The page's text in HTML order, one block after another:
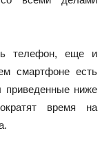
телефон, еще и
смартфоне есть
приведенные ниже
время на